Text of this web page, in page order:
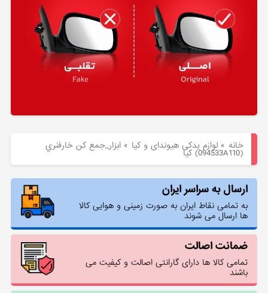
خانه »لوازم یدکی هیوندای و کیا »ابزار_جمع كن خارفنري
(094533A110) کیا
ارسال به سراسر ایران
به تمامی نقاط ایران به صورت زمینی و هوایی کالا
ها ارسال می شوند
ضمانت اصالت
تمامی کالا ها دارای گارانتی اصالت و کیفیت می
باشند